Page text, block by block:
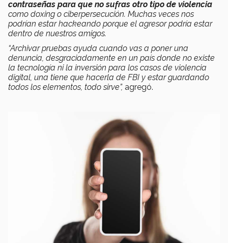
contraseñas para que no sufras otro tipo de violencia
como doxing o ciberpersecución. Muchas veces nos
podrían estar hackeando porque el agresor podría estar
dentro de nuestros amigos.
“Archivar pruebas ayuda cuando vas a poner una
denuncia, desgraciadamente en un país donde no existe
la tecnología ni la inversión para los casos de violencia
digital, una tiene que hacerla de FBI y estar guardando
todos los elementos, todo sirve”, agregó.